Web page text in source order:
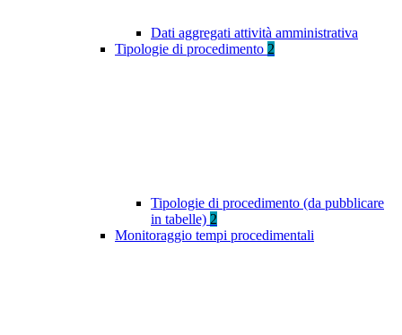
Dati aggregati attività amministrativa
Tipologie di procedimento 2
Tipologie di procedimento (da pubblicare
in tabelle) 2
Monitoraggio tempi procedimentali